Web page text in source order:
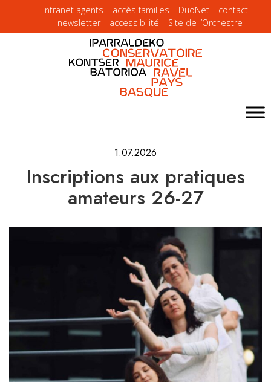
intranet agents accès familles DuoNet
contact
newsletter
accessibilité Site de l’Orchestre
1.07.2026
Inscriptions aux pratiques
amateurs 26-27